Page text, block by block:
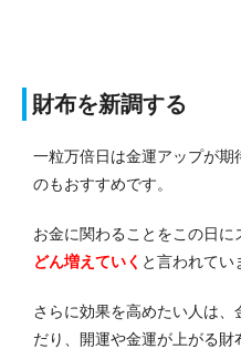
財布を新調する
一粒万倍日は金運アップが期
のもおすすめです。
お金に関わることをこの日に
どん増えていく と言われてい
さらに効果を高めたい人は
だり、開運や金運が上がる財